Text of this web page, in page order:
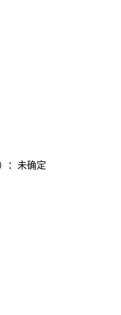
：未确定